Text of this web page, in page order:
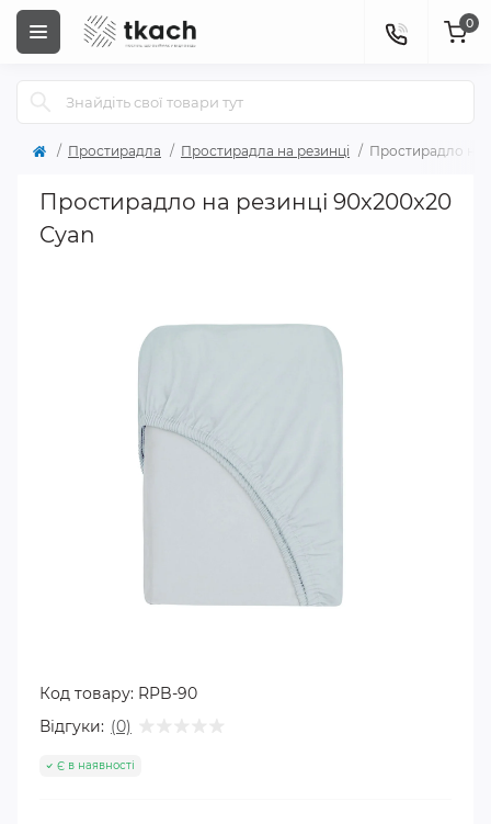
0
Простирадла Простирадла на резинці Простирадло на
Простирадло на резинці 90x200x20
Cyan
Код товару: RPB-90
Відгуки: (0)
Є в наявності